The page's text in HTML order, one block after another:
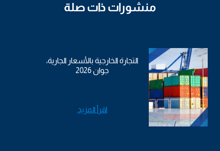
منشورات ذات صلة
التجارة الخارجية بالأسعار الجارية،
جوان 2026
اقرأ المزيد